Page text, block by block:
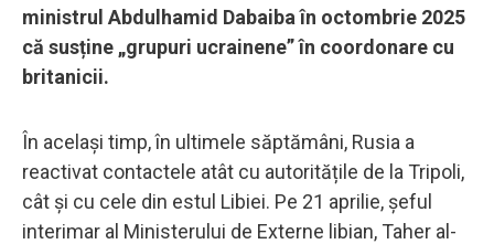
ministrul Abdulhamid Dabaiba în octombrie 2025
că susține „grupuri ucrainene” în coordonare cu
britanicii.
În același timp, în ultimele săptămâni, Rusia a
reactivat contactele atât cu autoritățile de la Tripoli,
cât și cu cele din estul Libiei. Pe 21 aprilie, șeful
interimar al Ministerului de Externe libian, Taher al-